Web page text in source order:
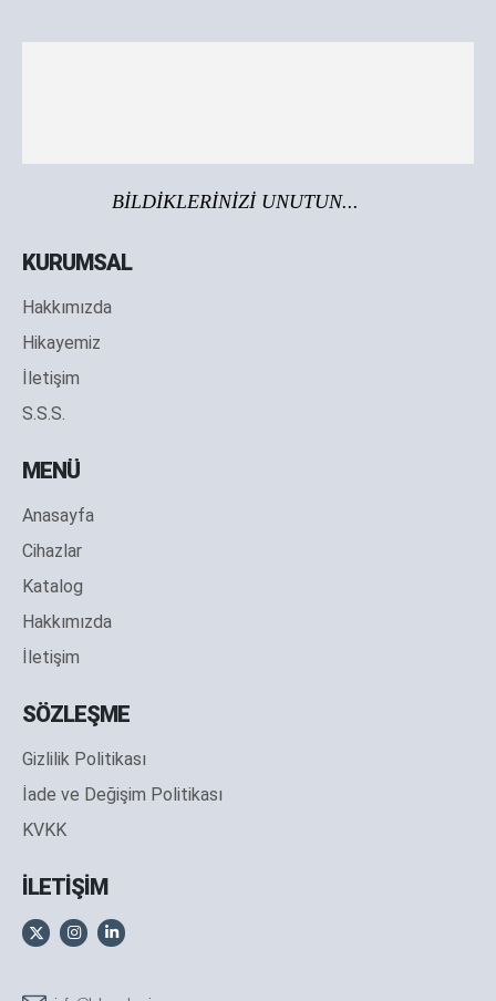
BİLDİKLERİNİZİ UNUTUN...
KURUMSAL
Hakkımızda
Hikayemiz
İletişim
S.S.S.
MENÜ
Anasayfa
Cihazlar
Katalog
Hakkımızda
İletişim
SÖZLEŞME
Gizlilik Politikası
İade ve Değişim Politikası
KVKK
İLETİŞİM